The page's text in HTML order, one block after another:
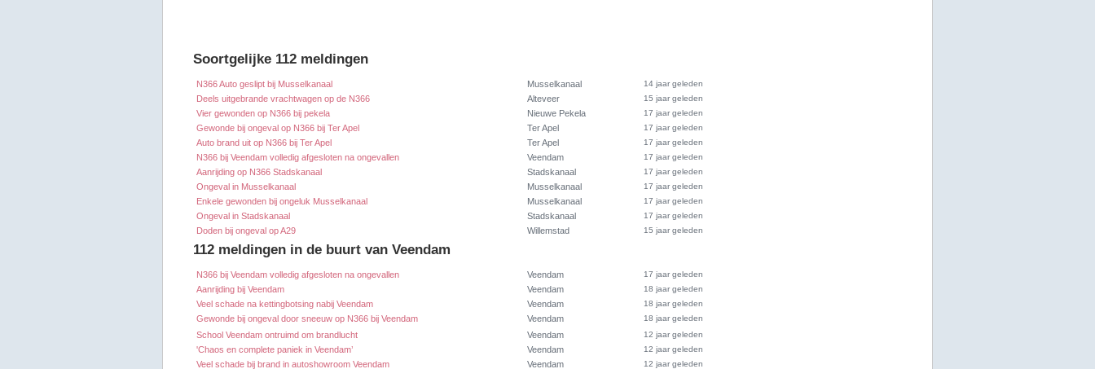
Soortgelijke 112 meldingen
N366 Auto geslipt bij Musselkanaal Musselkanaal 14 jaar geleden
Deels uitgebrande vrachtwagen op de N366 Alteveer 15 jaar geleden
Vier gewonden op N366 bij pekela Nieuwe Pekela 17 jaar geleden
Gewonde bij ongeval op N366 bij Ter Apel Ter Apel 17 jaar geleden
Auto brand uit op N366 bij Ter Apel Ter Apel 17 jaar geleden
N366 bij Veendam volledig afgesloten na ongevallen Veendam 17 jaar geleden
Aanrijding op N366 Stadskanaal Stadskanaal 17 jaar geleden
Ongeval in Musselkanaal Musselkanaal 17 jaar geleden
Enkele gewonden bij ongeluk Musselkanaal Musselkanaal 17 jaar geleden
Ongeval in Stadskanaal Stadskanaal 17 jaar geleden
Doden bij ongeval op A29 Willemstad 15 jaar geleden
112 meldingen in de buurt van Veendam
N366 bij Veendam volledig afgesloten na ongevallen Veendam 17 jaar geleden
Aanrijding bij Veendam Veendam 18 jaar geleden
Veel schade na kettingbotsing nabij Veendam Veendam 18 jaar geleden
Gewonde bij ongeval door sneeuw op N366 bij Veendam Veendam 18 jaar geleden
School Veendam ontruimd om brandlucht Veendam 12 jaar geleden
'Chaos en complete paniek in Veendam’ Veendam 12 jaar geleden
Veel schade bij brand in autoshowroom Veendam Veendam 12 jaar geleden